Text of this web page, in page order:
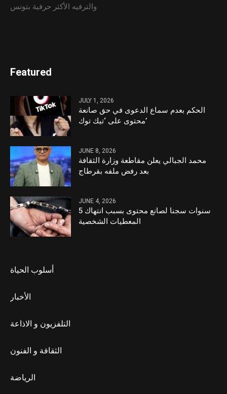
والترفيه الأكثر حرفية بتونس
Featured
JULY 1, 2026
الحكم بعدم سماع الدعوى في حق صانعة
محتوى على ‘تيك توك’
JUNE 8, 2026
محمد الجبالي يعلن مقاطعة وزارة الثقافة
بعد رفض ملفه بقرطاج
JUNE 4, 2026
5 سنوات سجنا لصانع محتوى بسبب انتهاك
المعطيات الشخصية
أسلوب الحياة
الأخبار
التلفزيون و الاذاعة
الثقافة و الفنون
الرياضة